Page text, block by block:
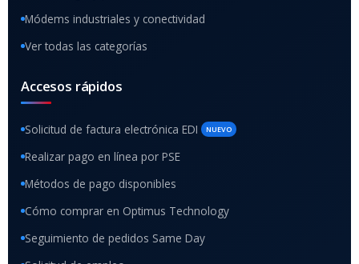
Módems industriales y conectividad
Ver todas las categorías
Accesos rápidos
Solicitud de factura electrónica EDI NUEVO
Realizar pago en línea por PSE
Métodos de pago disponibles
Cómo comprar en Optimus Technology
Seguimiento de pedidos Same Day